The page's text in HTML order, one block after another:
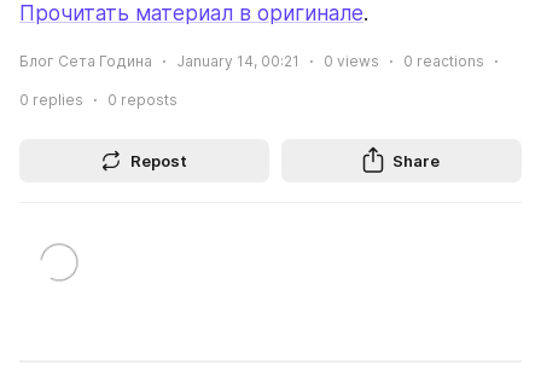
Прочитать материал в оригинале.
Блог Сета Година January 14, 00:21 0 views 0 reactions
0 replies 0 reposts
Repost Share